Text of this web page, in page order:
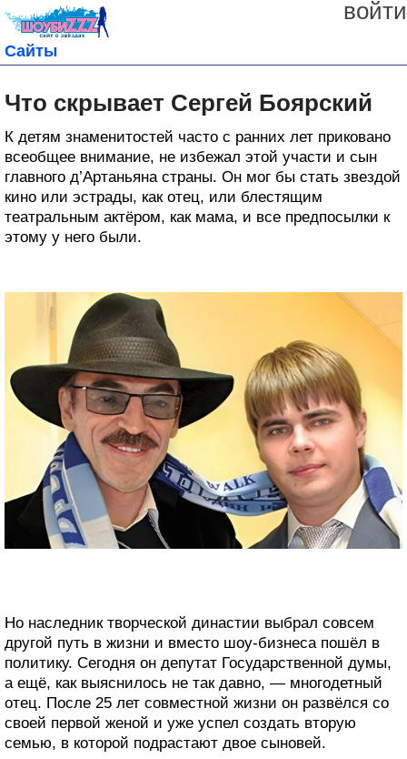
войти
Сайты
Что скрывает Сергей Боярский
К детям знаменитостей часто с ранних лет приковано
всеобщее внимание, не избежал этой участи и сын
главного д’Артаньяна страны. Он мог бы стать звездой
кино или эстрады, как отец, или блестящим
театральным актёром, как мама, и все предпосылки к
этому у него были.
Но наследник творческой династии выбрал совсем
другой путь в жизни и вместо шоу-бизнеса пошёл в
политику. Сегодня он депутат Государственной думы,
а ещё, как выяснилось не так давно, — многодетный
отец. После 25 лет совместной жизни он развёлся со
своей первой женой и уже успел создать вторую
семью, в которой подрастают двое сыновей.